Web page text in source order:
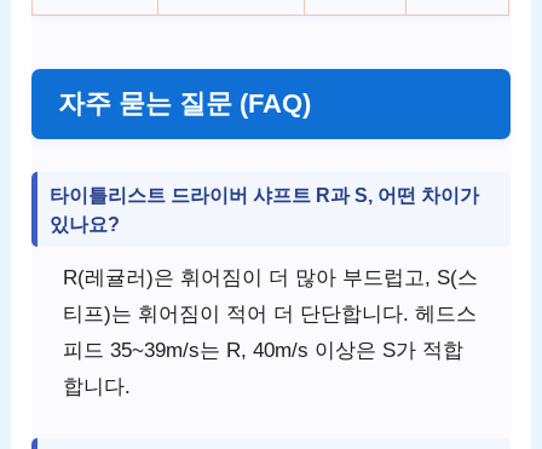
자주 묻는 질문 (FAQ)
타이틀리스트 드라이버 샤프트 R과 S, 어떤 차이가
있나요?
R(레귤러)은 휘어짐이 더 많아 부드럽고, S(스
티프)는 휘어짐이 적어 더 단단합니다. 헤드스
피드 35~39m/s는 R, 40m/s 이상은 S가 적합
합니다.